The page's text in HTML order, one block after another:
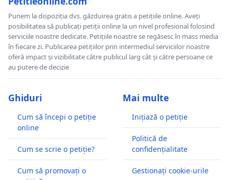
Punem la dispoziția dvs. găzduirea gratis a petițiile online. Aveți
posibilitatea să publicați petiții online la un nivel profesional folosind
serviciile noastre dedicate. Petițiile noastre se regăsesc în mass media
în fiecare zi. Publicarea petițiilor prin intermediul serviciilor noastre
oferă impact și vizibilitate către publicul larg cât și către persoane ce
au putere de decizie
Ghiduri
Cum să începi o petiție
online
Cum se scrie o petiție?
Cum să promovați o
Mai multe
Inițiază o petiție
Politică de
confidențialitate
Gestionați cookie-urile